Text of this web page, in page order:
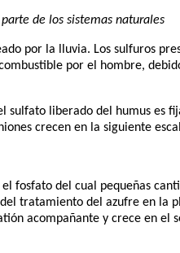
de los sistemas naturales
por la lluvia. Los sulfuros
por el hombre,
sulfato liberado del humus es
crecen en la siguiente
fosfato del cual pequeñas
tratamiento del azufre en la
acompañante y crece en el